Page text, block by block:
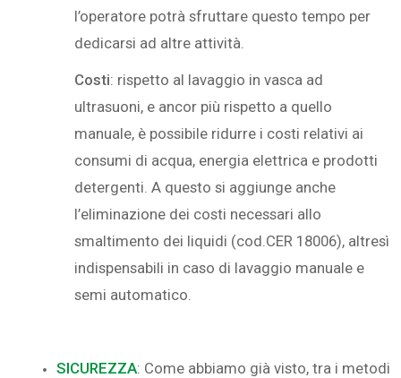
l’operatore potrà sfruttare questo tempo per
dedicarsi ad altre attività.
Costi: rispetto al lavaggio in vasca ad
ultrasuoni, e ancor più rispetto a quello
manuale, è possibile ridurre i costi relativi ai
consumi di acqua, energia elettrica e prodotti
detergenti. A questo si aggiunge anche
l’eliminazione dei costi necessari allo
smaltimento dei liquidi (cod.CER 18006), altresì
indispensabili in caso di lavaggio manuale e
semi automatico.
SICUREZZA: Come abbiamo già visto, tra i metodi